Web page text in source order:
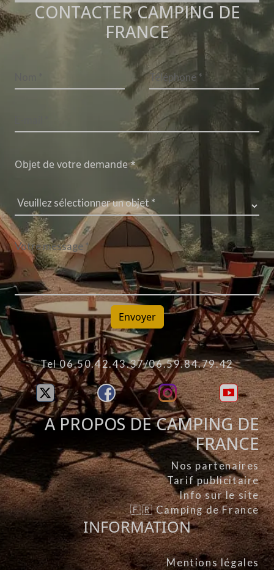
CONTACTER CAMPING DE
FRANCE
Objet de votre demande *
Envoyer
Tel 06.50.42.43.37/06.59.84.79.42
A PROPOS DE CAMPING DE
FRANCE
Nos partenaires
Tarif publicitaire
Info sur le site
🇫🇷 Camping de France
INFORMATION
Mentions légales